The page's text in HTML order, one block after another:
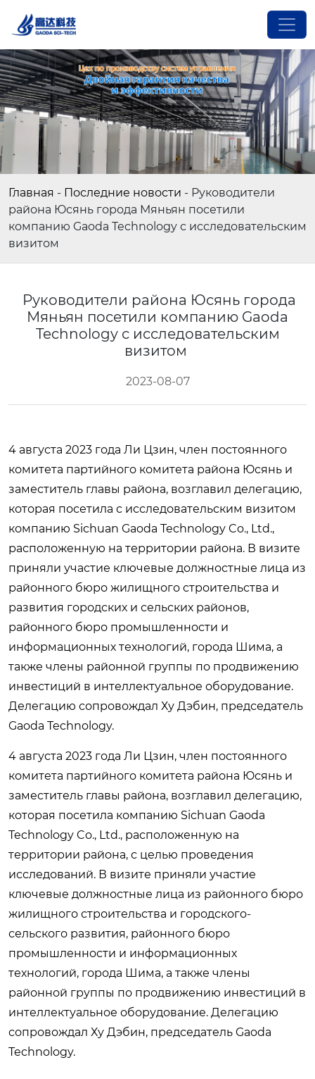
Главная - Последние новости - Руководители
района Юсянь города Мяньян посетили
компанию Gaoda Technology с исследовательским
визитом
Руководители района Юсянь города
Мяньян посетили компанию Gaoda
Technology с исследовательским
визитом
2023-08-07
4 августа 2023 года Ли Цзин, член постоянного
комитета партийного комитета района Юсянь и
заместитель главы района, возглавил делегацию,
которая посетила с исследовательским визитом
компанию Sichuan Gaoda Technology Co., Ltd.,
расположенную на территории района. В визите
приняли участие ключевые должностные лица из
районного бюро жилищного строительства и
развития городских и сельских районов,
районного бюро промышленности и
информационных технологий, города Шима, а
также члены районной группы по продвижению
инвестиций в интеллектуальное оборудование.
Делегацию сопровождал Ху Дэбин, председатель
Gaoda Technology.
4 августа 2023 года Ли Цзин, член постоянного
комитета партийного комитета района Юсянь и
заместитель главы района, возглавил делегацию,
которая посетила компанию Sichuan Gaoda
Technology Co., Ltd., расположенную на
территории района, с целью проведения
исследований. В визите приняли участие
ключевые должностные лица из районного бюро
жилищного строительства и городского-
сельского развития, районного бюро
промышленности и информационных
технологий, города Шима, а также члены
районной группы по продвижению инвестиций в
интеллектуальное оборудование. Делегацию
сопровождал Ху Дэбин, председатель Gaoda
Technology.